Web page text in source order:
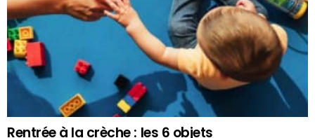
Rentrée à la crèche : les 6 objets